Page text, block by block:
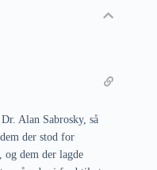
Dr. Alan Sabrosky, så
der stod for
dem der lagde